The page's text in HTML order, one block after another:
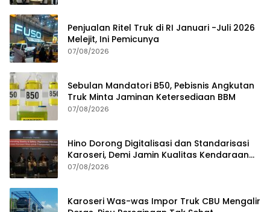
Penjualan Ritel Truk di RI Januari -Juli 2026
Melejit, Ini Pemicunya
07/08/2026
Sebulan Mandatori B50, Pebisnis Angkutan
Truk Minta Jaminan Ketersediaan BBM
07/08/2026
Hino Dorong Digitalisasi dan Standarisasi
Karoseri, Demi Jamin Kualitas Kendaraan
Pelanggan
07/08/2026
Karoseri Was-was Impor Truk CBU Mengalir